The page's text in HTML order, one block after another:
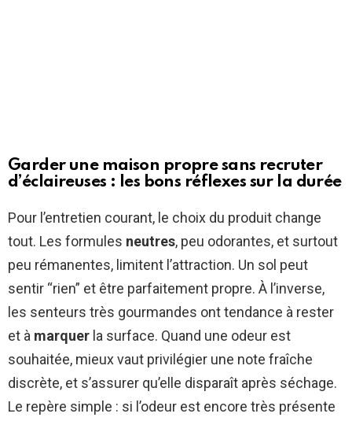
Garder une maison propre sans recruter
d’éclaireuses : les bons réflexes sur la durée
Pour l’entretien courant, le choix du produit change
tout. Les formules neutres, peu odorantes, et surtout
peu rémanentes, limitent l’attraction. Un sol peut
sentir “rien” et être parfaitement propre. À l’inverse,
les senteurs très gourmandes ont tendance à rester
et à marquer la surface. Quand une odeur est
souhaitée, mieux vaut privilégier une note fraîche
discrète, et s’assurer qu’elle disparaît après séchage.
Le repère simple : si l’odeur est encore très présente